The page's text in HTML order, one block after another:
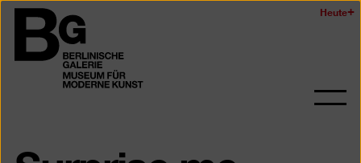
Zum
Seiteninhalt
springen
Berlinischen
Galerie
Heute